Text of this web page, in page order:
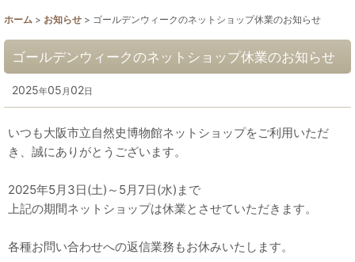
ホーム > お知らせ > ゴールデンウィークのネットショップ休業のお知らせ
ゴールデンウィークのネットショップ休業のお知らせ
2025年05 月 02日
いつも大阪市立自然史博物館ネットショップをご利用いただ
き、誠にありがとうございます。
2025年5月3日(土)～5月7日(水)まで
上記の期間ネットショップは休業とさせていただきます。
各種お問い合わせへの返信業務もお休みいたします。